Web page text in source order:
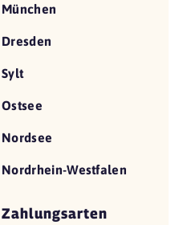
München
Dresden
Sylt
Ostsee
Nordsee
Nordrhein-Westfalen
Zahlungsarten